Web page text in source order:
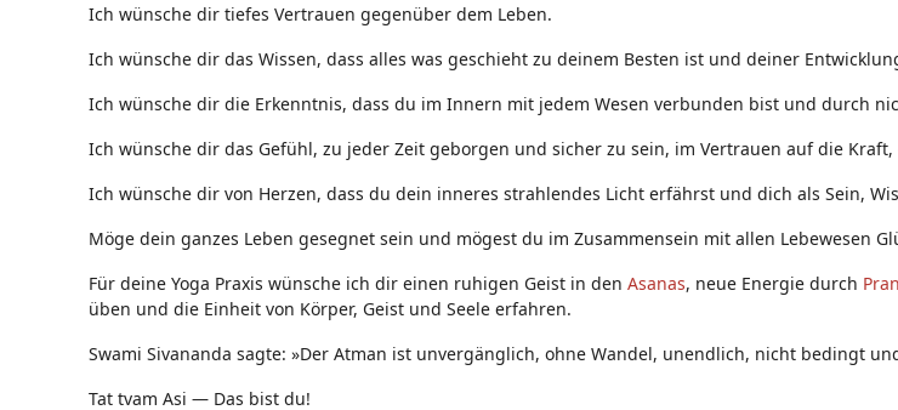
Ich wünsche dir tiefes Vertrauen gegenüber dem Leben.
Ich wünsche dir das Wissen, dass alles was geschieht zu deinem Besten ist und deiner
Ich wünsche dir die Erkenntnis, dass du im Innern mit jedem Wesen verbunden bist und durch
Ich wünsche dir das Gefühl, zu jeder Zeit geborgen und sicher zu sein, im Vertrauen auf die
Ich wünsche dir von Herzen, dass du dein inneres strahlendes Licht erfährst und dich als Sein,
Möge dein ganzes Leben gesegnet sein und mögest du im Zusammensein mit allen Lebewesen
Für deine Yoga Praxis wünsche ich dir einen ruhigen Geist in den Asanas, neue Energie durch
üben und die Einheit von Körper, Geist und Seele erfahren.
Swami Sivananda sagte: »Der Atman ist unvergänglich, ohne Wandel, unendlich, nicht bedingt
Tat tvam Asi ― Das bist du!